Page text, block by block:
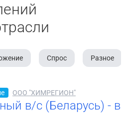
Спрос Разное
ООО "ХИМРЕГИОН"
в/с (Беларусь) - в